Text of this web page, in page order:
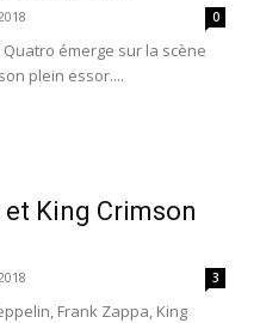
0
Quatro émerge sur la scène
plein essor....
King Crimson
3
Frank Zappa, King